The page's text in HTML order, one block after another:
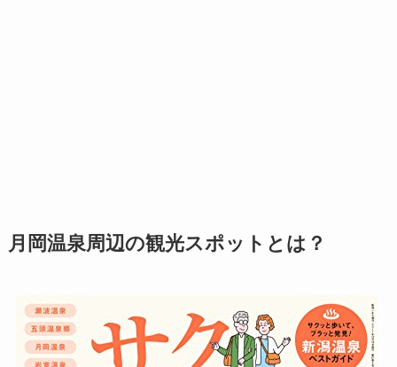
月岡温泉周辺の観光スポットとは？